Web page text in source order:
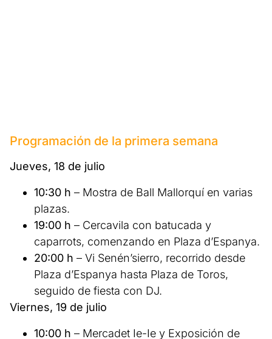
Programación de la primera semana
Jueves, 18 de julio
10:30 h – Mostra de Ball Mallorquí en varias
plazas.
19:00 h – Cercavila con batucada y
caparrots, comenzando en Plaza d’Espanya.
20:00 h – Vi Senén’sierro, recorrido desde
Plaza d’Espanya hasta Plaza de Toros,
seguido de fiesta con DJ.
Viernes, 19 de julio
10:00 h – Mercadet Ie-Ie y Exposición de